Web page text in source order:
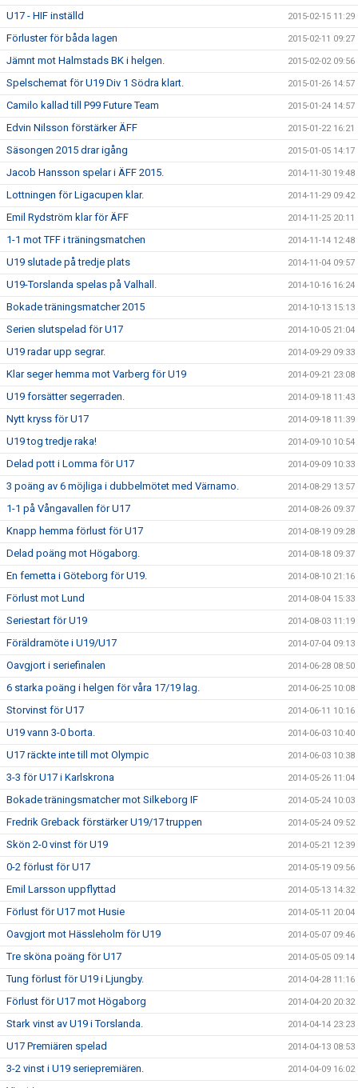
U17 - HIF inställd 2015-02-15 11:29
Förluster för båda lagen 2015-02-11 09:27
Jämnt mot Halmstads BK i helgen. 2015-02-02 09:56
Spelschemat för U19 Div 1 Södra klart. 2015-01-26 14:57
Camilo kallad till P99 Future Team 2015-01-24 14:57
Edvin Nilsson förstärker ÄFF 2015-01-22 16:21
Säsongen 2015 drar igång 2015-01-05 14:17
Jacob Hansson spelar i ÄFF 2015. 2014-11-30 19:48
Lottningen för Ligacupen klar. 2014-11-29 09:42
Emil Rydström klar för ÄFF 2014-11-25 20:11
1-1 mot TFF i träningsmatchen 2014-11-14 12:48
U19 slutade på tredje plats 2014-11-04 09:57
U19-Torslanda spelas på Valhall. 2014-10-16 16:24
Bokade träningsmatcher 2015 2014-10-13 15:13
Serien slutspelad för U17 2014-10-05 21:04
U19 radar upp segrar. 2014-09-29 09:33
Klar seger hemma mot Varberg för U19 2014-09-21 23:08
U19 forsätter segerraden. 2014-09-18 11:43
Nytt kryss för U17 2014-09-18 11:39
U19 tog tredje raka! 2014-09-10 10:54
Delad pott i Lomma för U17 2014-09-09 10:33
3 poäng av 6 möjliga i dubbelmötet med Värnamo. 2014-08-29 13:57
1-1 på Vångavallen för U17 2014-08-26 09:37
Knapp hemma förlust för U17 2014-08-19 09:28
Delad poäng mot Högaborg. 2014-08-18 09:37
En femetta i Göteborg för U19. 2014-08-10 21:16
Förlust mot Lund 2014-08-04 15:33
Seriestart för U19 2014-08-03 11:19
Föräldramöte i U19/U17 2014-07-04 09:13
Oavgjort i seriefinalen 2014-06-28 08:50
6 starka poäng i helgen för våra 17/19 lag. 2014-06-25 10:08
Storvinst för U17 2014-06-11 10:16
U19 vann 3-0 borta. 2014-06-03 10:40
U17 räckte inte till mot Olympic 2014-06-03 10:38
3-3 för U17 i Karlskrona 2014-05-26 11:04
Bokade träningsmatcher mot Silkeborg IF 2014-05-24 10:03
Fredrik Greback förstärker U19/17 truppen 2014-05-24 09:52
Skön 2-0 vinst för U19 2014-05-21 12:39
0-2 förlust för U17 2014-05-19 09:56
Emil Larsson uppflyttad 2014-05-13 14:32
Förlust för U17 mot Husie 2014-05-11 20:04
Oavgjort mot Hässleholm för U19 2014-05-07 09:46
Tre sköna poäng för U17 2014-05-05 09:14
Tung förlust för U19 i Ljungby. 2014-04-28 11:16
Förlust för U17 mot Högaborg 2014-04-20 20:32
Stark vinst av U19 i Torslanda. 2014-04-14 23:23
U17 Premiären spelad 2014-04-13 08:53
3-2 vinst i U19 seriepremiären. 2014-04-09 16:02